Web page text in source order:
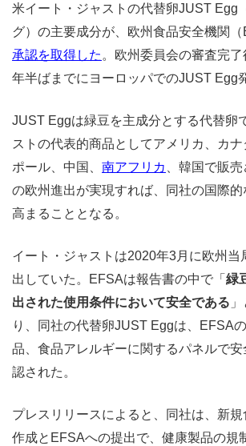
米イート・ジャストの代替卵JUST Egg
グ）の主要成分が、欧州食品安全機関
承認を取得した 。欧州委員会の審査完
年半ばまでにヨーロッパでのJUST Egg
JUST Eggは緑豆を主成分とする代替卵
ストの代表的商品としてアメリカ、カ
ポール、中国、 南アフリカ
、韓国で販
の欧州進出が実現すれば、同社の国際
高まることとなる。
イート・ジャストは2020年3月に欧州当
出していた。EFSAは報告書の中で「 緑
出された使用条件において安全である
り、同社の代替卵JUST Eggは、EFSA
品、食品アレルギーに関するパネルで
認された。
プレスリリースによると、同社は、新
作成とEFSAへの提出で、健康製品の規